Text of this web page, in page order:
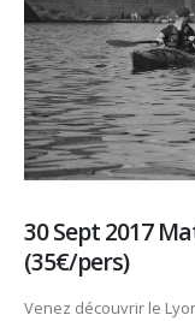
30 Sept 2017
(35€/pers)
Venez découvrir le